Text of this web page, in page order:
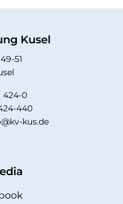
Kusel
51
424-0
440
kus.de